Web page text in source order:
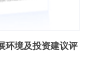
环境及投资建议评